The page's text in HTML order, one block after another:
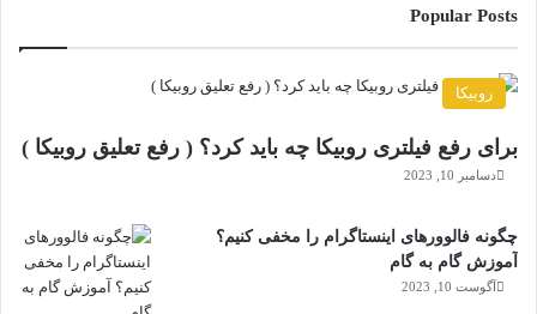
Popular Posts
روبیکا
برای رفع فیلتری روبیکا چه باید کرد؟ ( رفع تعلیق روبیکا )
دسامبر 10, 2023
چگونه فالوورهای اینستاگرام را مخفی کنیم؟
آموزش گام به گام
آگوست 10, 2023